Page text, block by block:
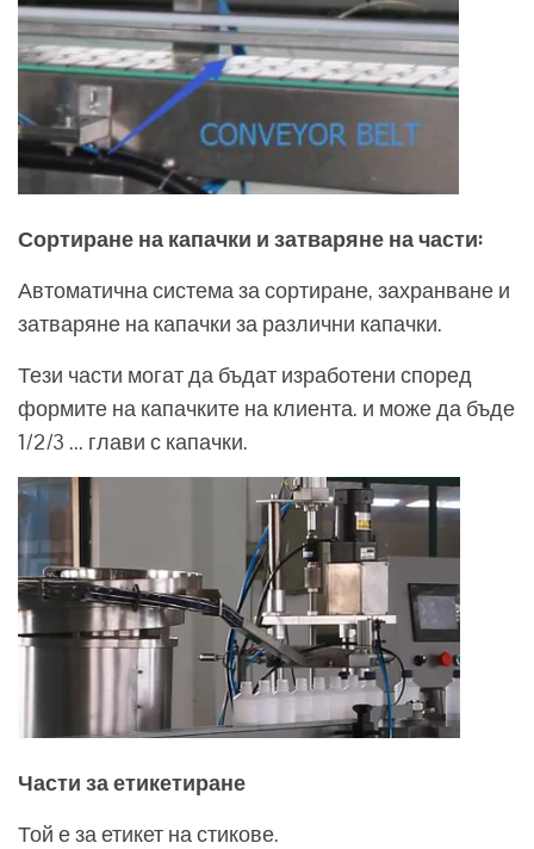
Сортиране на капачки и затваряне на части:
Автоматична система за сортиране, захранване и
затваряне на капачки за различни капачки.
Тези части могат да бъдат изработени според
формите на капачките на клиента. и може да бъде
1/2/3 ... глави с капачки.
Части за етикетиране
Той е за етикет на стикове.